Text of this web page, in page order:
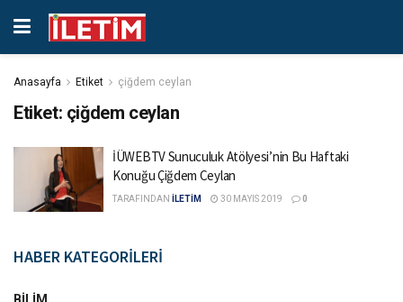
Anasayfa Etiket çiğdem ceylan
Etiket: çiğdem ceylan
İÜWEBTV Sunuculuk Atölyesi’nin Bu Haftaki
Konuğu Çiğdem Ceylan
TARAFINDAN İLETİM 30 MAYIS 2019 0
HABER KATEGORİLERİ
BILIM